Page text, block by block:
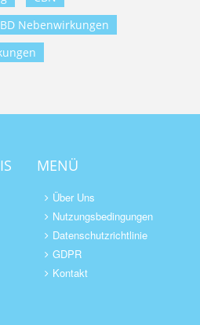
Nebenwirkungen
MENÜ
Über Uns
Nutzungsbedingungen
Datenschutzrichtlinie
GDPR
Kontakt